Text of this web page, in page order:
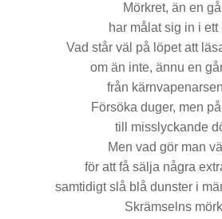
Mörkret, än en
har målat sig in i ett
Vad står väl på löpet att
om än inte, ännu en
från
Försöka duger, men
till misslyckande
Men vad gör man
för att få sälja några
samtidigt slå blå dunster i
Skrämselns